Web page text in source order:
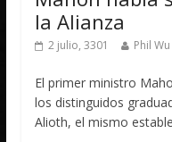
la Alianza
2 julio, 3301 Phil Wu
El primer ministro
los distinguidos
Alioth, el mismo